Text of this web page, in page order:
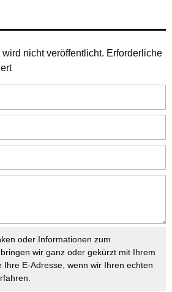
nicht veröffentlicht. Erforderliche
oder Informationen zum
wir ganz oder gekürzt mit Ihrem
Ihre E-Adresse, wenn wir Ihren echten